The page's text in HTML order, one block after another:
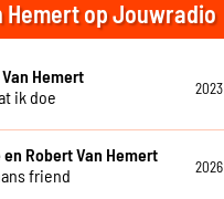
Hemert op Jouwradio
Hemert
ik doe
2023
en Robert Van Hemert
friend
2026